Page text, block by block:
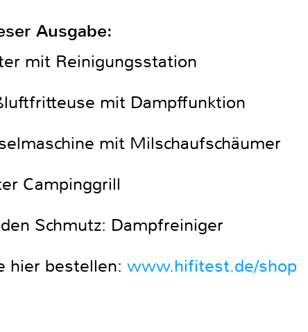
Ausgabe:
mit Reinigungsstation
mit Dampffunktion
mit Milschaufschäumer
Campinggrill
Schmutz: Dampfreiniger
hier bestellen: www.hifitest.de/shop